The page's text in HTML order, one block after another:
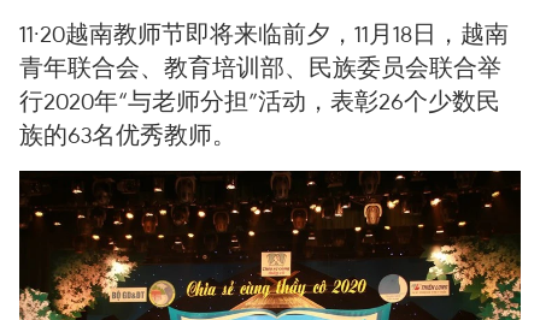
11·20越南教师节即将来临前夕，11月18日，越南
青年联合会、教育培训部、民族委员会联合举
行2020年“与老师分担”活动，表彰26个少数民
族的63名优秀教师。